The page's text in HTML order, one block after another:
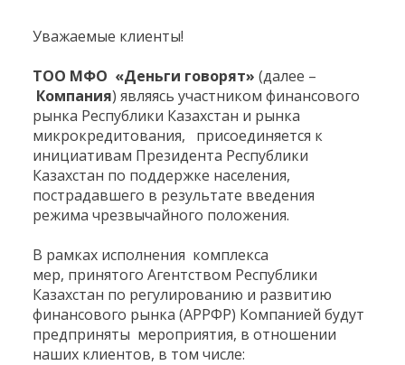
Уважаемые клиенты!
ТОО МФО «Деньги говорят» (далее –
Компания) являясь участником финансового
рынка Республики Казахстан и рынка
микрокредитования, присоединяется к
инициативам Президента Республики
Казахстан по поддержке населения,
пострадавшего в результате введения
режима чрезвычайного положения.
В рамках исполнения комплекса
мер, принятого Агентством Республики
Казахстан по регулированию и развитию
финансового рынка (АРРФР) Компанией будут
предприняты мероприятия, в отношении
наших клиентов, в том числе: